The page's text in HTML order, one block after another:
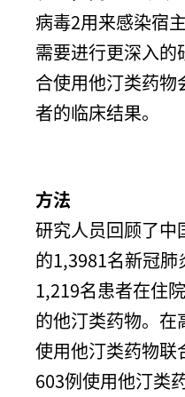
病毒2用来感染宿
需要进行更深入
合使用他汀类药物
者的临床结果。
方法
研究人员回顾了中
的1,3981名新冠
1,219名患者在住
的他汀类药物。在
使用他汀类药物联
603例使用他汀类